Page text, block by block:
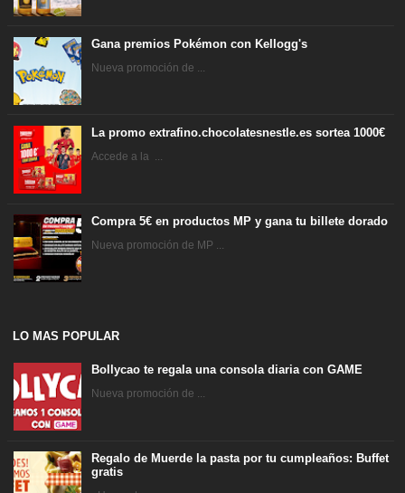
Gana premios Pokémon con Kellogg's
Nueva promoción de ...
La promo extrafino.chocolatesnestle.es sortea 1000€
Accede a la ...
Compra 5€ en productos MP y gana tu billete dorado
Nueva promoción de MP ...
LO MAS POPULAR
Bollycao te regala una consola diaria con GAME
Nueva promoción de ...
Regalo de Muerde la pasta por tu cumpleaños: Buffet
gratis